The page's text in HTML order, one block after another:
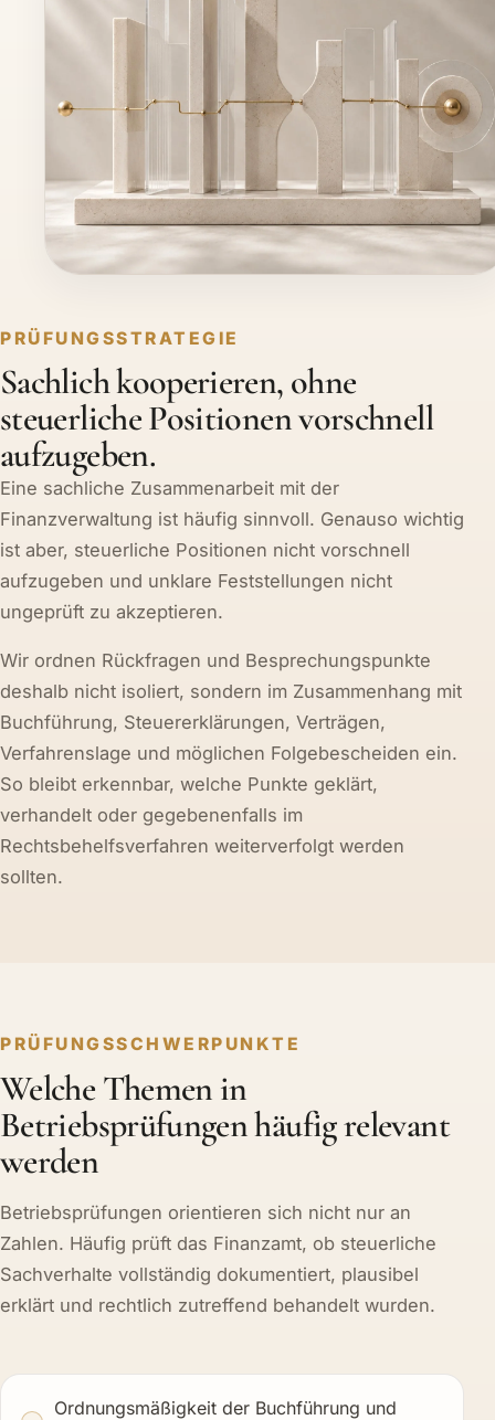
PRÜFUNGSSTRATEGIE
Sachlich kooperieren, ohne
steuerliche Positionen vorschnell
aufzugeben.
Eine sachliche Zusammenarbeit mit der
Finanzverwaltung ist häufig sinnvoll. Genauso wichtig
ist aber, steuerliche Positionen nicht vorschnell
aufzugeben und unklare Feststellungen nicht
ungeprüft zu akzeptieren.
Wir ordnen Rückfragen und Besprechungspunkte
deshalb nicht isoliert, sondern im Zusammenhang mit
Buchführung, Steuererklärungen, Verträgen,
Verfahrenslage und möglichen Folgebescheiden ein.
So bleibt erkennbar, welche Punkte geklärt,
verhandelt oder gegebenenfalls im
Rechtsbehelfsverfahren weiterverfolgt werden
sollten.
PRÜFUNGSSCHWERPUNKTE
Welche Themen in
Betriebsprüfungen häufig relevant
werden
Betriebsprüfungen orientieren sich nicht nur an
Zahlen. Häufig prüft das Finanzamt, ob steuerliche
Sachverhalte vollständig dokumentiert, plausibel
erklärt und rechtlich zutreffend behandelt wurden.
Ordnungsmäßigkeit der Buchführung und